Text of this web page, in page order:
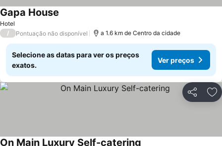
Hotel
Gapa House
/ Pontuação não disponível a 1.6 km de Centro da cidade
Selecione as datas para ver os preços
exatos.
Ver preços
Partilhar
On Main Luxury Self-catering